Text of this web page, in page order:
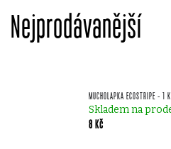
Nejprodávanější
MUCHOLAPKA ECOSTRIPE - 1
Skladem na
8 Kč